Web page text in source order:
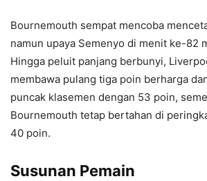
Bournemouth sempat mencoba
namun upaya Semenyo di menit ke-82
Hingga peluit panjang berbunyi,
membawa pulang tiga poin berharga
puncak klasemen dengan 53 poin,
Bournemouth tetap bertahan di
40 poin.
Susunan Pemain